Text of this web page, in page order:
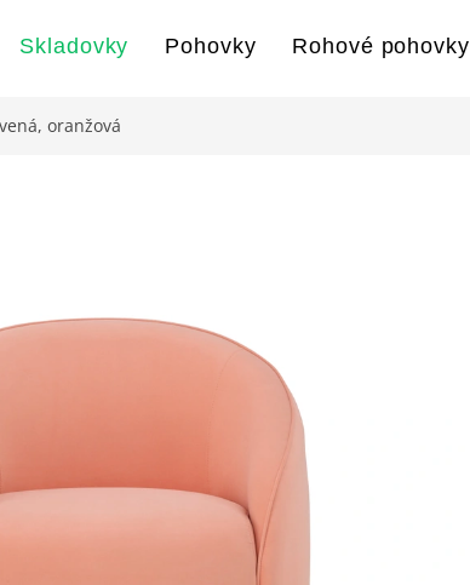
Skladovky Pohovky Rohové pohovky
oranžová